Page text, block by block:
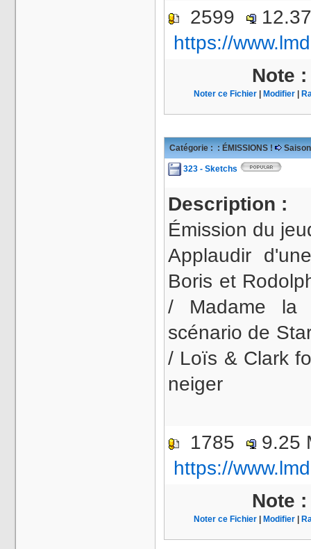
2599
https://
Note
Noter ce Fichier Modifier
Catégorie : : ÉMISSIONS !
323 - Sketchs
Description :
Émission du
Applaudir
Boris et
/ Madame la
scénario de
/ Loïs & Clark
neiger
1785
https://
Note
Noter ce Fichier Modifier